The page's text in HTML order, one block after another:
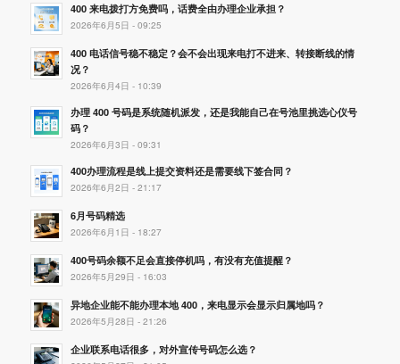
400 来电拨打方免费吗，话费全由办理企业承担？
2026年6月5日 - 09:25
400 电话信号稳不稳定？会不会出现来电打不进来、转接断线的情
况？
2026年6月4日 - 10:39
办理 400 号码是系统随机派发，还是我能自己在号池里挑选心仪号
码？
2026年6月3日 - 09:31
400办理流程是线上提交资料还是需要线下签合同？
2026年6月2日 - 21:17
6月号码精选
2026年6月1日 - 18:27
400号码余额不足会直接停机吗，有没有充值提醒？
2026年5月29日 - 16:03
异地企业能不能办理本地 400，来电显示会显示归属地吗？
2026年5月28日 - 21:26
企业联系电话很多，对外宣传号码怎么选？